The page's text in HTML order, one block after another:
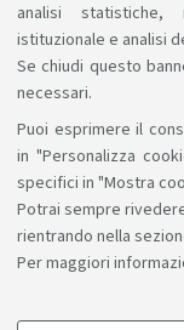
analisi statistiche,
istituzionale e analisi
Se chiudi questo
necessari.
Puoi esprimere il
in "Personalizza
specifici in "Mostra
Potrai sempre
rientrando nella
Per maggiori